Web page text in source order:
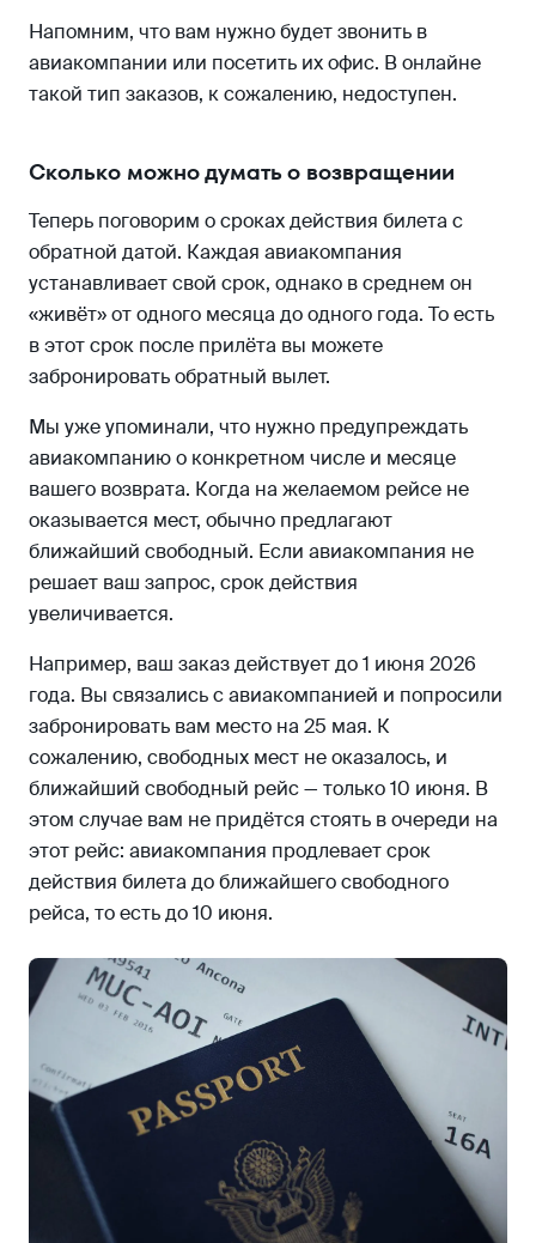
Напомним, что вам нужно будет звонить в
авиакомпании или посетить их офис. В онлайне
такой тип заказов, к сожалению, недоступен.
Сколько можно думать о возвращении
Теперь поговорим о сроках действия билета с
обратной датой. Каждая авиакомпания
устанавливает свой срок, однако в среднем он
«живёт» от одного месяца до одного года. То есть
в этот срок после прилёта вы можете
забронировать обратный вылет.
Мы уже упоминали, что нужно предупреждать
авиакомпанию о конкретном числе и месяце
вашего возврата. Когда на желаемом рейсе не
оказывается мест, обычно предлагают
ближайший свободный. Если авиакомпания не
решает ваш запрос, срок действия
увеличивается.
Например, ваш заказ действует до 1 июня 2026
года. Вы связались с авиакомпанией и попросили
забронировать вам место на 25 мая. К
сожалению, свободных мест не оказалось, и
ближайший свободный рейс — только 10 июня. В
этом случае вам не придётся стоять в очереди на
этот рейс: авиакомпания продлевает срок
действия билета до ближайшего свободного
рейса, то есть до 10 июня.